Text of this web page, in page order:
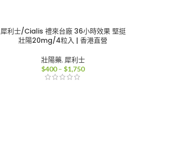
犀利士/Cialis 禮來台廠 36小時效果 堅挺
壯陽20mg/4粒入 | 香港直營
壯陽藥, 犀利士
$400 – $1,750價